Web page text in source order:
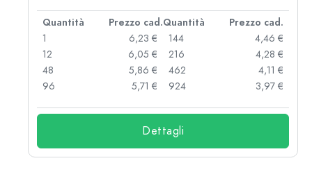
Quantità Prezzo cad.Quantità
Prezzo cad.
1
6,23 €
12
6,05 €
48
5,86 €
96
5,71 €
144
4,46 €
216
4,28 €
462
4,11 €
924
3,97 €
Dettagli